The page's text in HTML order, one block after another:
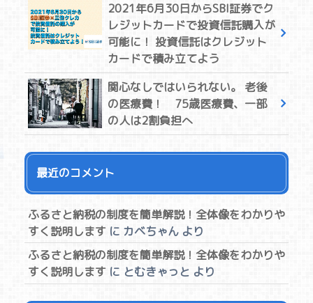
2021年6月30日からSBI証券でク
レジットカードで投資信託購入が
可能に！ 投資信託はクレジット
カードで積み立てよう
関心なしではいられない。 老後
の医療費！ 75歳医療費、一部
の人は2割負担へ
最近のコメント
ふるさと納税の制度を簡単解説！全体像をわかりや
すく説明しますに カベちゃんより
ふるさと納税の制度を簡単解説！全体像をわかりや
すく説明しますに とむきゃっと より